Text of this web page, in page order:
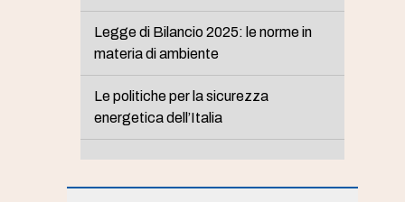
Legge di Bilancio 2025: le norme in
materia di ambiente
Le politiche per la sicurezza
energetica dell’Italia